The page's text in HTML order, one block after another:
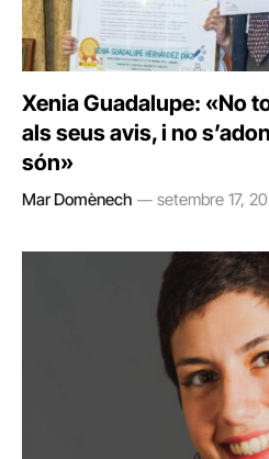
Xenia Guadalupe: «No
als seus avis, i no
són»
Mar Domènech setembre 17,